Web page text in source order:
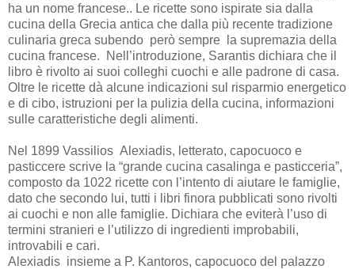
ha un nome francese.. Le ricette sono ispirate sia dalla
cucina della Grecia antica che dalla più recente tradizione
culinaria greca subendo però sempre la supremazia della
cucina francese. Nell’introduzione, Sarantis dichiara che il
libro è rivolto ai suoi colleghi cuochi e alle padrone di casa.
Oltre le ricette dà alcune indicazioni sul risparmio energetico
e di cibo, istruzioni per la pulizia della cucina, informazioni
sulle caratteristiche degli alimenti.
Nel 1899 Vassilios Alexiadis, letterato, capocuoco e
pasticcere scrive la “grande cucina casalinga e pasticceria”,
composto da 1022 ricette con l’intento di aiutare le famiglie,
dato che secondo lui, tutti i libri finora pubblicati sono rivolti
ai cuochi e non alle famiglie. Dichiara che eviterà l’uso di
termini stranieri e l’utilizzo di ingredienti improbabili,
introvabili e cari.
Alexiadis insieme a P. Kantoros, capocuoco del palazzo